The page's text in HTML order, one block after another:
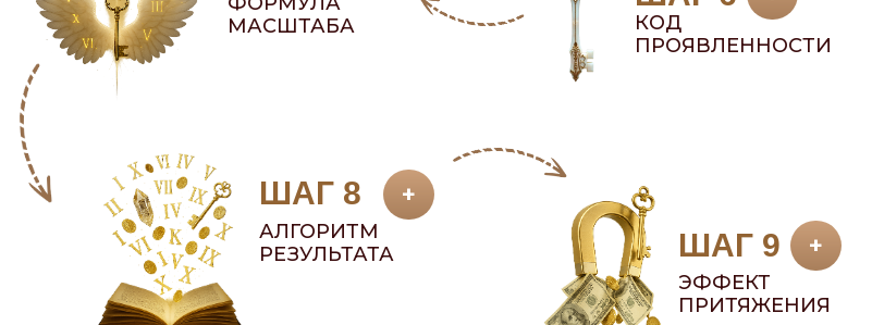
КОД
ПРОЯВЛЕННОСТИ
МАСШТАБА
ШАГ 8
АЛГОРИТМ
РЕЗУЛЬТАТА
ЭФФЕКТ
ПРИТЯЖЕНИЯ
ШАГ 9
+
+